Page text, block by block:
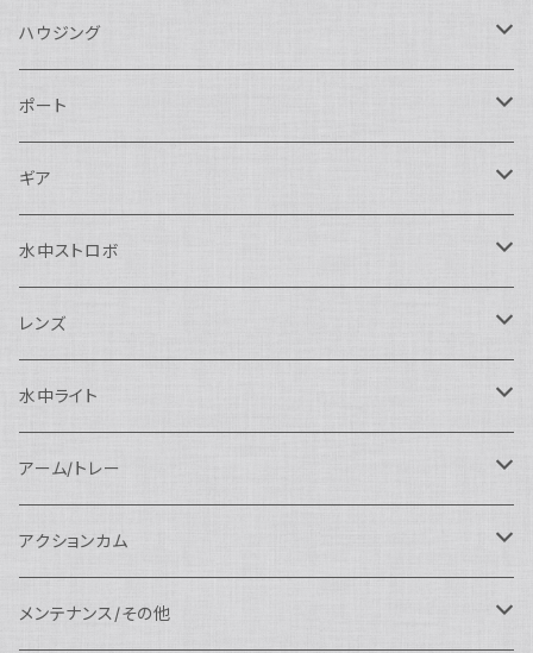
ハウジング
Nikon用
Nauticam
SEA&SEA
Canon用
Nauticam
SEA&SEA
Sony用
Nautciam
SEA&SEA
OM SYSTEM用
Nauticam
AOI
Panasonic用
Nauticam
FUJIFILM用
Nauticam
Nauticam
Nikon用
SEA&SEA
ポート
Nauticam
N120ドームポート
N120マクロポート
SEA&SEA
ドームポート
マクロポート
AOI
ドームポート
フラットポート
FIX
アクセサリー
Athena
ドームポート
ギア
AOI
OM SYSTEM用
Nauticam
SEA&SEA
水中ストロボ
SEA&SEA
アクセサリー
AOI
アクセサリー
アクセサリー
weefine
アクセサリー
レンズ
マクロコンバージョンレンズ
Nauticam
AOI
ワイドコンバージョンレンズ
Nauticam
AOI
ワイドアングルコンバージョンポート
Nauticam
レンズオプション
水中ライト
大光量 3000ルーメン以上
リングライト
FIX
アーム/トレー
アーム
SEA&SEA
フロートアーム
アクションカム
レンズ
メンテナンス/その他